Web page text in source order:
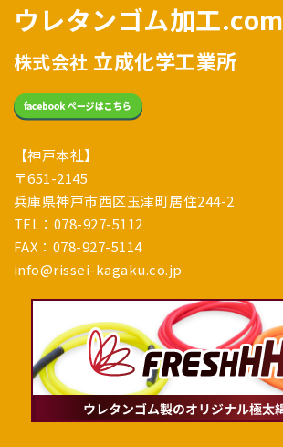
ウレタンゴム加工.com
株式会社 立成化学工業所
【神戸本社】
〒651-2145
兵庫県神戸市西区玉津町居住244-2
TEL：078-927-5112
FAX：078-927-5114
info@rissei-kagaku.co.jp